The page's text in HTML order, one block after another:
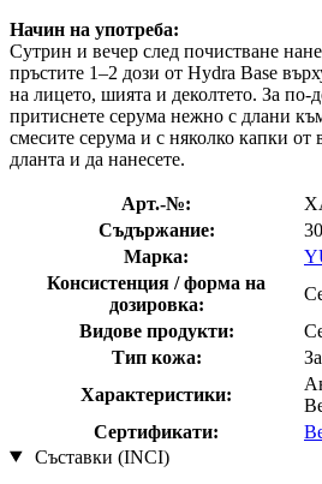
Начин на употреба:
Сутрин и вечер след почистване
пръстите 1–2 дози от Hydra Base
на лицето, шията и деколтето. За по-
притиснете серума нежно с длани
смесите серума и с няколко капки от
дланта и да нанесете.
Арт.-№:
Съдържание:
Марка:
Консистенция / форма на
дозировка:
Видове продукти:
Тип кожа:
Характеристики:
Сертификати:
Съставки (INCI)